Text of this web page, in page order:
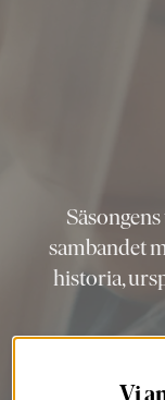
sambandet
historia,
Vi